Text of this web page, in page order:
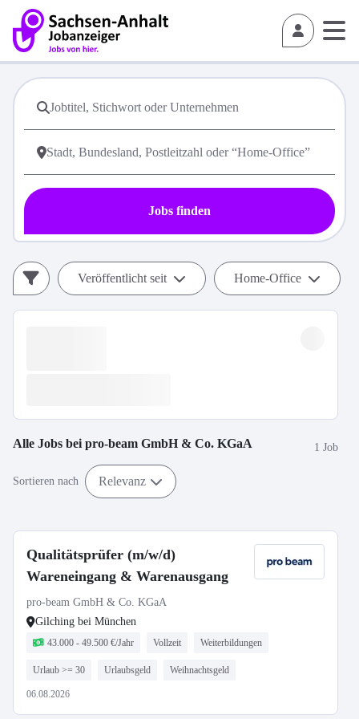
Jobs finden
Veröffentlicht seit Home-Office
Alle Jobs bei pro-beam GmbH & Co. KGaA 1 Job
Sortieren nach Relevanz
Qualitätsprüfer (m/w/d)
Wareneingang & Warenausgang
pro-beam GmbH & Co. KGaA
Gilching bei München
43.000 - 49.500 €/Jahr Vollzeit Weiterbildungen
Urlaub >= 30 Urlaubsgeld Weihnachtsgeld
06.08.2026